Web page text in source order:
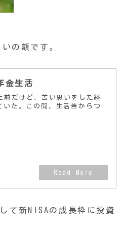
の額です。
金生活
前だけど、苦い思いをした経
た。この間、生活苦からつ
て新NISAの成長枠に投資